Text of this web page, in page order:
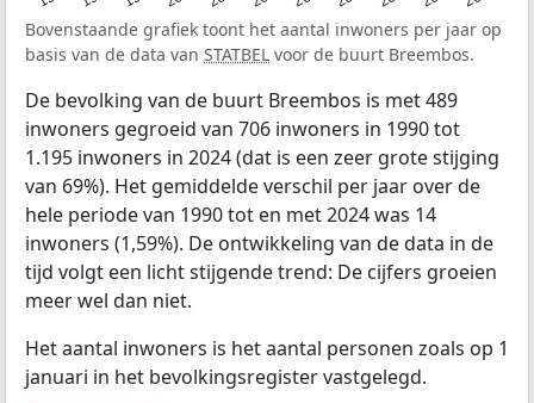
Bovenstaande grafiek toont het aantal inwoners per jaar op
basis van de data van STATBEL voor de buurt Breembos.
De bevolking van de buurt Breembos is met 489
inwoners gegroeid van 706 inwoners in 1990 tot
1.195 inwoners in 2024 (dat is een zeer grote stijging
van 69%). Het gemiddelde verschil per jaar over de
hele periode van 1990 tot en met 2024 was 14
inwoners (1,59%). De ontwikkeling van de data in de
tijd volgt een licht stijgende trend: De cijfers groeien
meer wel dan niet.
Het aantal inwoners is het aantal personen zoals op 1
januari in het bevolkingsregister vastgelegd.